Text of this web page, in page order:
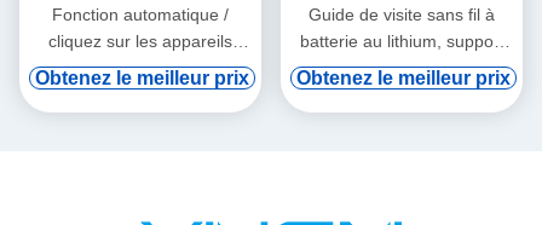
Fonction automatique /
cliquez sur les appareils
audio tourne-tourne
Obtenez le meilleur prix
Guide de visite sans fil à
batterie au lithium, support
de vod numérique et
induction automatique
Obtenez le meilleur prix